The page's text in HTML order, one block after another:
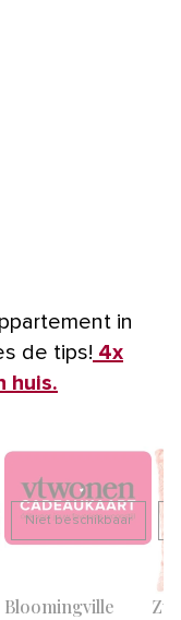
in
de tips! 4x
huis.
Niet beschikbaar
Bloomingville